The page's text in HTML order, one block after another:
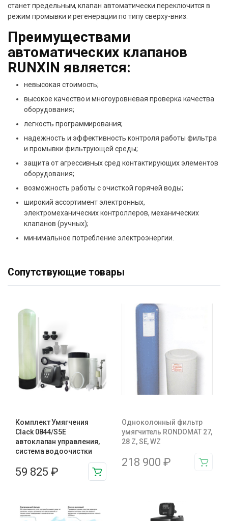
станет предельным, клапан автоматически переключится в
режим промывки и регенерации по типу сверху-вниз.
Преимуществами
автоматических клапанов
RUNXIN является:
невысокая стоимость;
высокое качество и многоуровневая проверка качества
оборудования;
легкость программирования;
надежность и эффективность контроля работы фильтра
и промывки фильтрующей среды;
защита от агрессивных сред контактирующих элементов
оборудования;
возможность работы с очисткой горячей воды;
широкий ассортимент электронных,
электромеханических контроллеров, механических
клапанов (ручных);
минимальное потребление электроэнергии.
Сопутствующие товары
Комплект Умягчения
Clack 0844/S5E
автоклапан управления,
система водоочистки
59 825 ₽
Одноколонный фильтр
умягчитель RONDOMAT 27,
28 Z, SE, WZ
218 900 ₽